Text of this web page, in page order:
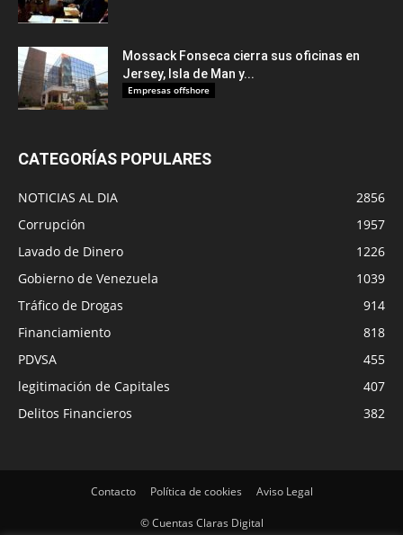
Mossack Fonseca cierra sus oficinas en
Jersey, Isla de Man y...
Empresas offshore
CATEGORÍAS POPULARES
NOTICIAS AL DIA
2856
Corrupción
1957
Lavado de Dinero
1226
Gobierno de Venezuela
1039
Tráfico de Drogas
914
Financiamiento
818
PDVSA
455
legitimación de Capitales
407
Delitos Financieros
382
Contacto Política de cookies Aviso Legal
© Cuentas Claras Digital